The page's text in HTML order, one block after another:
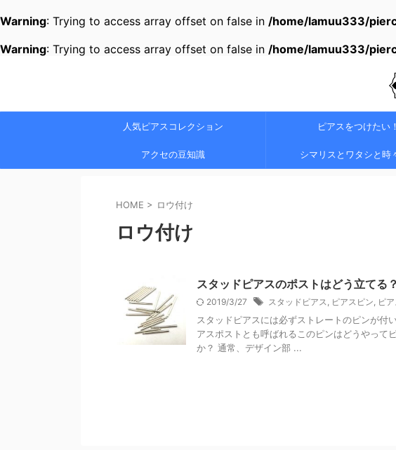
Warning: Trying to access array offset on false in /home/lamuu333/
Warning: Trying to access array offset on false in /home/lamuu333/
人気ピアスコレクション ピアスをつけたい！
アクセの豆知識 シマリスとワタシと時
HOME > ロウ付け
ロウ付け
スタッドピアスのポストはどう立てる？
2019/3/27 スタッドピアス, ピアスピン, ピ
スタッドピアスには必ずストレートのピンが付
アスポストとも呼ばれるこのピンはどうやって
か？ 通常、デザイン部 ...